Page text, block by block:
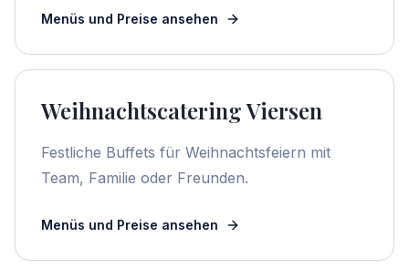
Menüs und Preise ansehen
Weihnachtscatering Viersen
Festliche Buffets für Weihnachtsfeiern mit
Team, Familie oder Freunden.
Menüs und Preise ansehen